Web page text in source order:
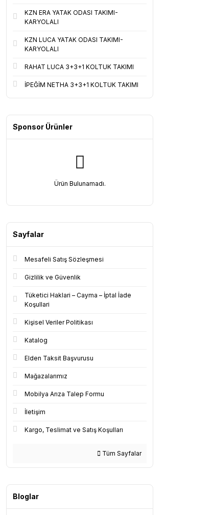
KZN ERA YATAK ODASI TAKIMI-
KARYOLALI
KZN LUCA YATAK ODASI TAKIMI-
KARYOLALI
RAHAT LUCA 3+3+1 KOLTUK TAKIMI
İPEĞİM NETHA 3+3+1 KOLTUK TAKIMI
Sponsor Ürünler
Ürün Bulunamadı.
Sayfalar
Mesafeli Satış Sözleşmesi
Gizlilik ve Güvenlik
Tüketici Haklari – Cayma – İptal İade
Koşullari
Kişisel Veriler Politikası
Katalog
Elden Taksit Başvurusu
Mağazalarımız
Mobilya Arıza Talep Formu
İletişim
Kargo, Teslimat ve Satış Koşulları
Tüm Sayfalar
Bloglar